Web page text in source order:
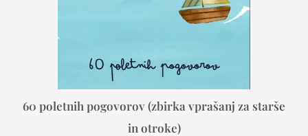
60 poletnih pogovorov (zbirka vprašanj za starše
in otroke)